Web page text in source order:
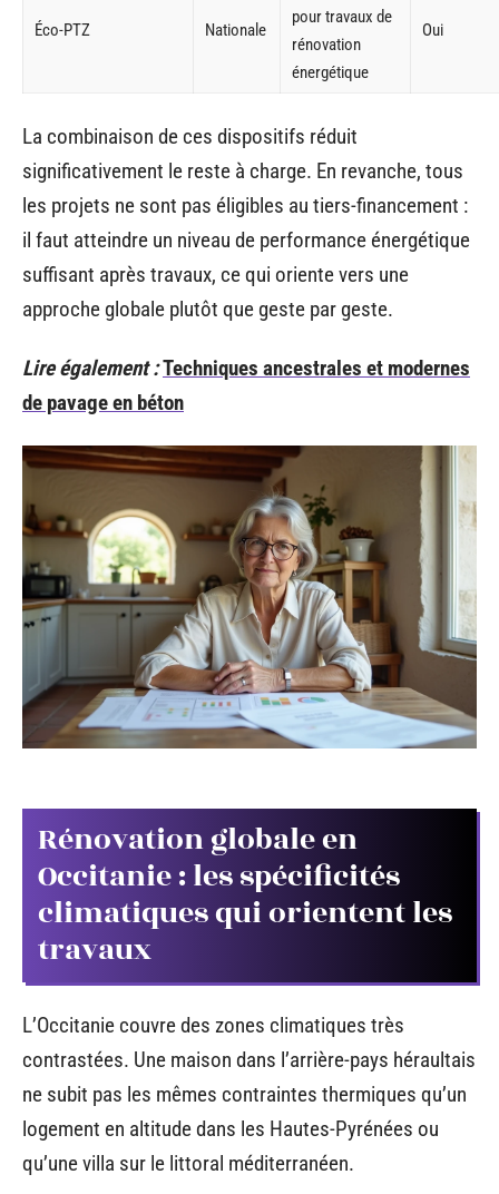
Éco-PTZ Nationale
pour travaux de
rénovation
énergétique
Oui
La combinaison de ces dispositifs réduit
significativement le reste à charge. En revanche, tous
les projets ne sont pas éligibles au tiers-financement :
il faut atteindre un niveau de performance énergétique
suffisant après travaux, ce qui oriente vers une
approche globale plutôt que geste par geste.
Lire également :Techniques ancestrales et modernes
de pavage en béton
Rénovation globale en
Occitanie : les spécificités
climatiques qui orientent les
travaux
L’Occitanie couvre des zones climatiques très
contrastées. Une maison dans l’arrière-pays héraultais
ne subit pas les mêmes contraintes thermiques qu’un
logement en altitude dans les Hautes-Pyrénées ou
qu’une villa sur le littoral méditerranéen.